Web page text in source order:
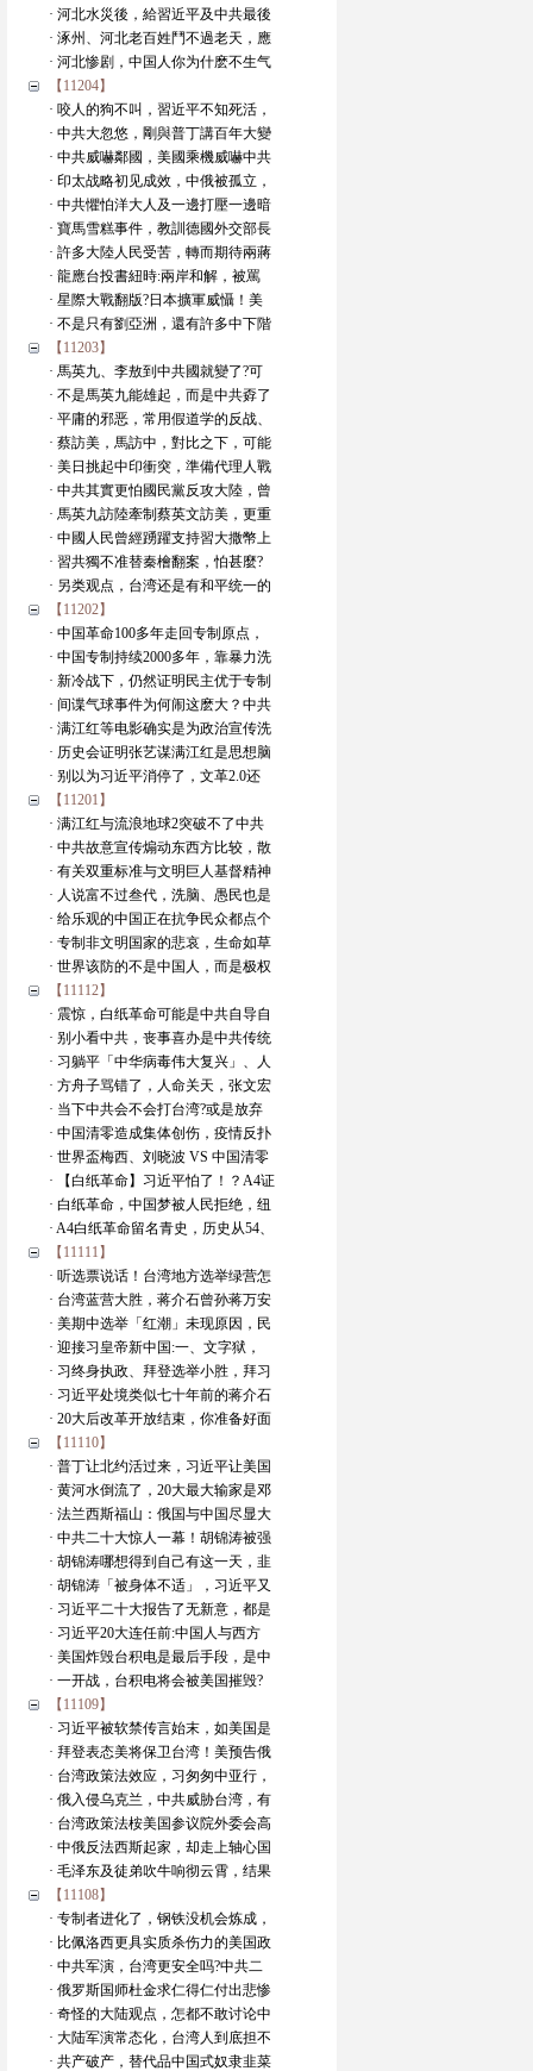
· 河北水災後，給習近平及中共最後
· 涿州、河北老百姓鬥不過老天，應
· 河北惨剧，中国人你为什麽不生气
【11204】
· 咬人的狗不叫，習近平不知死活，
· 中共大忽悠，剛與普丁講百年大變
· 中共威嚇鄰國，美國乘機威嚇中共
· 印太战略初见成效，中俄被孤立，
· 中共懼怕洋大人及一邊打壓一邊暗
· 寶馬雪糕事件，教訓德國外交部長
· 許多大陸人民受苦，轉而期待兩蔣
· 龍應台投書紐時:兩岸和解，被罵
· 星際大戰翻版?日本擴軍威懾！美
· 不是只有劉亞洲，還有許多中下階
【11203】
· 馬英九、李敖到中共國就變了?可
· 不是馬英九能雄起，而是中共孬了
· 平庸的邪恶，常用假道学的反战、
· 蔡訪美，馬訪中，對比之下，可能
· 美日挑起中印衝突，準備代理人戰
· 中共其實更怕國民黨反攻大陸，曾
· 馬英九訪陸牽制蔡英文訪美，更重
· 中國人民曾經踴躍支持習大撒幣上
· 習共獨不准替秦檜翻案，怕甚麼?
· 另类观点，台湾还是有和平统一的
【11202】
· 中国革命100多年走回专制原点，
· 中国专制持续2000多年，靠暴力洗
· 新冷战下，仍然证明民主优于专制
· 间谍气球事件为何闹这麽大？中共
· 满江红等电影确实是为政治宣传洗
· 历史会证明张艺谋满江红是思想脑
· 别以为习近平消停了，文革2.0还
【11201】
· 满江红与流浪地球2突破不了中共
· 中共故意宣传煽动东西方比较，散
· 有关双重标准与文明巨人基督精神
· 人说富不过叁代，洗脑、愚民也是
· 给乐观的中国正在抗争民众都点个
· 专制非文明国家的悲哀，生命如草
· 世界该防的不是中国人，而是极权
【11112】
· 震惊，白纸革命可能是中共自导自
· 别小看中共，丧事喜办是中共传统
· 习躺平「中华病毒伟大复兴」、人
· 方舟子骂错了，人命关天，张文宏
· 当下中共会不会打台湾?或是放弃
· 中国清零造成集体创伤，疫情反扑
· 世界盃梅西、刘晓波 VS 中国清零
· 【白纸革命】习近平怕了！？A4证
· 白纸革命，中国梦被人民拒绝，纽
· A4白纸革命留名青史，历史从54、
【11111】
· 听选票说话！台湾地方选举绿营怎
· 台湾蓝营大胜，蒋介石曾孙蒋万安
· 美期中选举「红潮」未现原因，民
· 迎接习皇帝新中国:一、文字狱，
· 习终身执政、拜登选举小胜，拜习
· 习近平处境类似七十年前的蒋介石
· 20大后改革开放结束，你准备好面
【11110】
· 普丁让北约活过来，习近平让美国
· 黄河水倒流了，20大最大输家是邓
· 法兰西斯福山：俄国与中国尽显大
· 中共二十大惊人一幕！胡锦涛被强
· 胡锦涛哪想得到自己有这一天，韭
· 胡锦涛「被身体不适」，习近平又
· 习近平二十大报告了无新意，都是
· 习近平20大连任前:中国人与西方
· 美国炸毁台积电是最后手段，是中
· 一开战，台积电将会被美国摧毁?
【11109】
· 习近平被软禁传言始末，如美国是
· 拜登表态美将保卫台湾！美预告俄
· 台湾政策法效应，习匆匆中亚行，
· 俄入侵乌克兰，中共威胁台湾，有
· 台湾政策法桉美国参议院外委会高
· 中俄反法西斯起家，却走上轴心国
· 毛泽东及徒弟吹牛响彻云霄，结果
【11108】
· 专制者进化了，钢铁没机会炼成，
· 比佩洛西更具实质杀伤力的美国政
· 中共军演，台湾更安全吗?中共二
· 俄罗斯国师杜金求仁得仁付出悲惨
· 奇怪的大陆观点，怎都不敢讨论中
· 大陆军演常态化，台湾人到底担不
· 共产破产，替代品中国式奴隶韭菜